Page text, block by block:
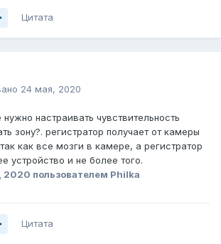
Цитата
24 мая, 2020
настраивать чувствительность
зону?. регистратор получает от камеры
как все мозги в камере, а регистратор
устройство и не более того.
2020 пользователем Philka
Цитата